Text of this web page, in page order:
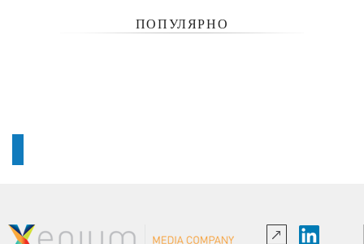
ПОПУЛЯРНО